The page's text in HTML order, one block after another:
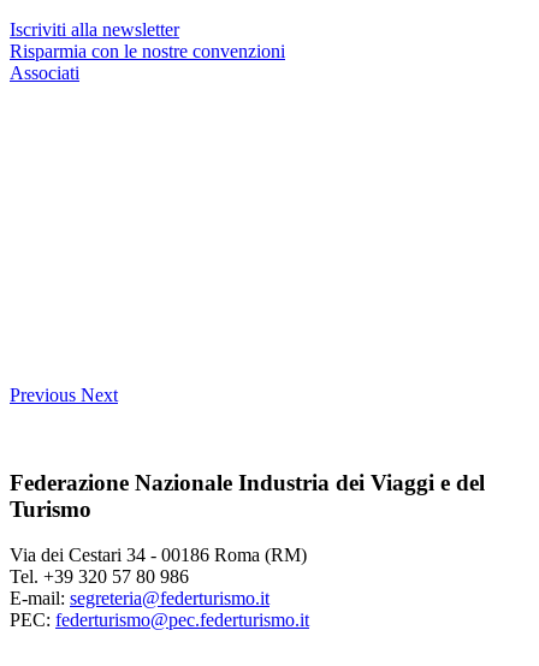
Iscriviti alla newsletter
Risparmia con le nostre convenzioni
Associati
Previous Next
Federazione Nazionale Industria dei Viaggi e del
Turismo
Via dei Cestari 34 - 00186 Roma (RM)
Tel. +39 320 57 80 986
E-mail: segreteria@federturismo.it
PEC: federturismo@pec.federturismo.it